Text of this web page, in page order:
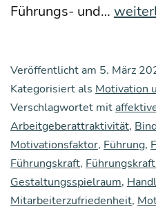
Füh­rungs- und… Zwei
der
Arbeit
–
War­
um
popu­
Veröffentlicht am 5. März
Kategorisiert als Motivation
Verschlagwortet mit
Arbeitgeberattraktivität,
Motivationsfaktor, Führung,
Führungskraft,
Gestaltungsspielraum,
Mitarbeiterzufriedenheit,